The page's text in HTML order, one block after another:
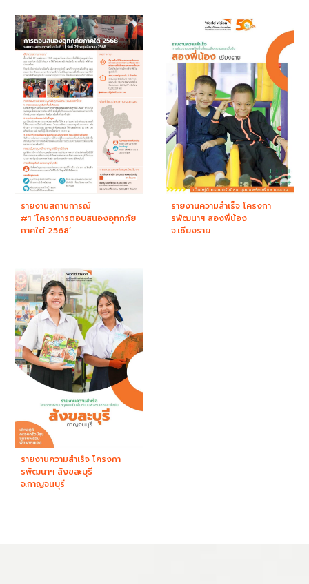
รายงานสถานการณ์
#1 ‘โครงการตอบสนองอุทกภัย
ภาคใต้ 2568’
รายงานความสำเร็จ โครงกา
รพัฒนาฯ สองพี่น้อง
จ.เชียงราย
รายงานความสำเร็จ โครงกา
รพัฒนาฯ สังขละบุรี
จ.กาญจนบุรี